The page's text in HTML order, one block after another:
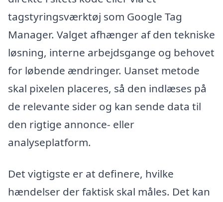
tagstyringsværktøj som Google Tag
Manager. Valget afhænger af den tekniske
løsning, interne arbejdsgange og behovet
for løbende ændringer. Uanset metode
skal pixelen placeres, så den indlæses på
de relevante sider og kan sende data til
den rigtige annonce- eller
analyseplatform.
Det vigtigste er at definere, hvilke
hændelser der faktisk skal måles. Det kan